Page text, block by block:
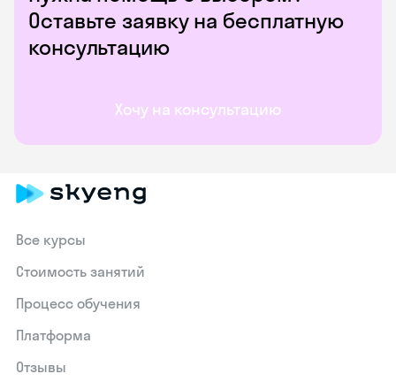
Оставьте заявку на бесплатную
консультацию
Хочу на консультацию
Все курсы
Стоимость занятий
Процесс обучения
Платформа
Отзывы